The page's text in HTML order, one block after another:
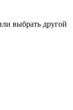
выбрать другой